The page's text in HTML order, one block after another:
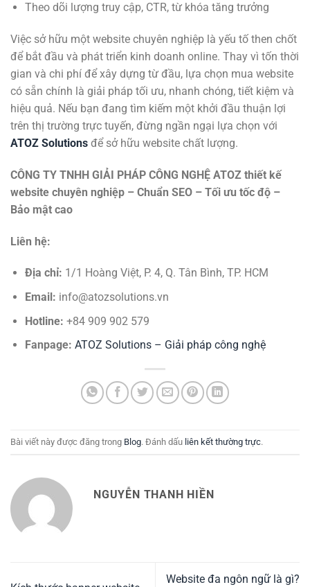
Theo dõi lượng truy cập, CTR, từ khóa tăng trưởng
Việc sở hữu một website chuyên nghiệp là yếu tố then chốt
để bắt đầu và phát triển kinh doanh online. Thay vì tốn thời
gian và chi phí để xây dựng từ đầu, lựa chọn mua website
có sẵn chính là giải pháp tối ưu, nhanh chóng, tiết kiệm và
hiệu quả. Nếu bạn đang tìm kiếm một khởi đầu thuận lợi
trên thị trường trực tuyến, đừng ngần ngại lựa chọn với
ATOZ Solutions để sở hữu website chất lượng.
CÔNG TY TNHH GIẢI PHÁP CÔNG NGHỆ ATOZ thiết kế
website chuyên nghiệp – Chuẩn SEO – Tối ưu tốc độ –
Bảo mật cao
Liên hệ:
Địa chỉ: 1/1 Hoàng Việt, P. 4, Q. Tân Bình, TP. HCM
Email: info@atozsolutions.vn
Hotline: +84 909 902 579
Fanpage: ATOZ Solutions – Giải pháp công nghệ
Bài viết này được đăng trong Blog. Đánh dấu liên kết thường trực.
NGUYỄN THANH HIỀN
Website đa ngôn ngữ là gì?